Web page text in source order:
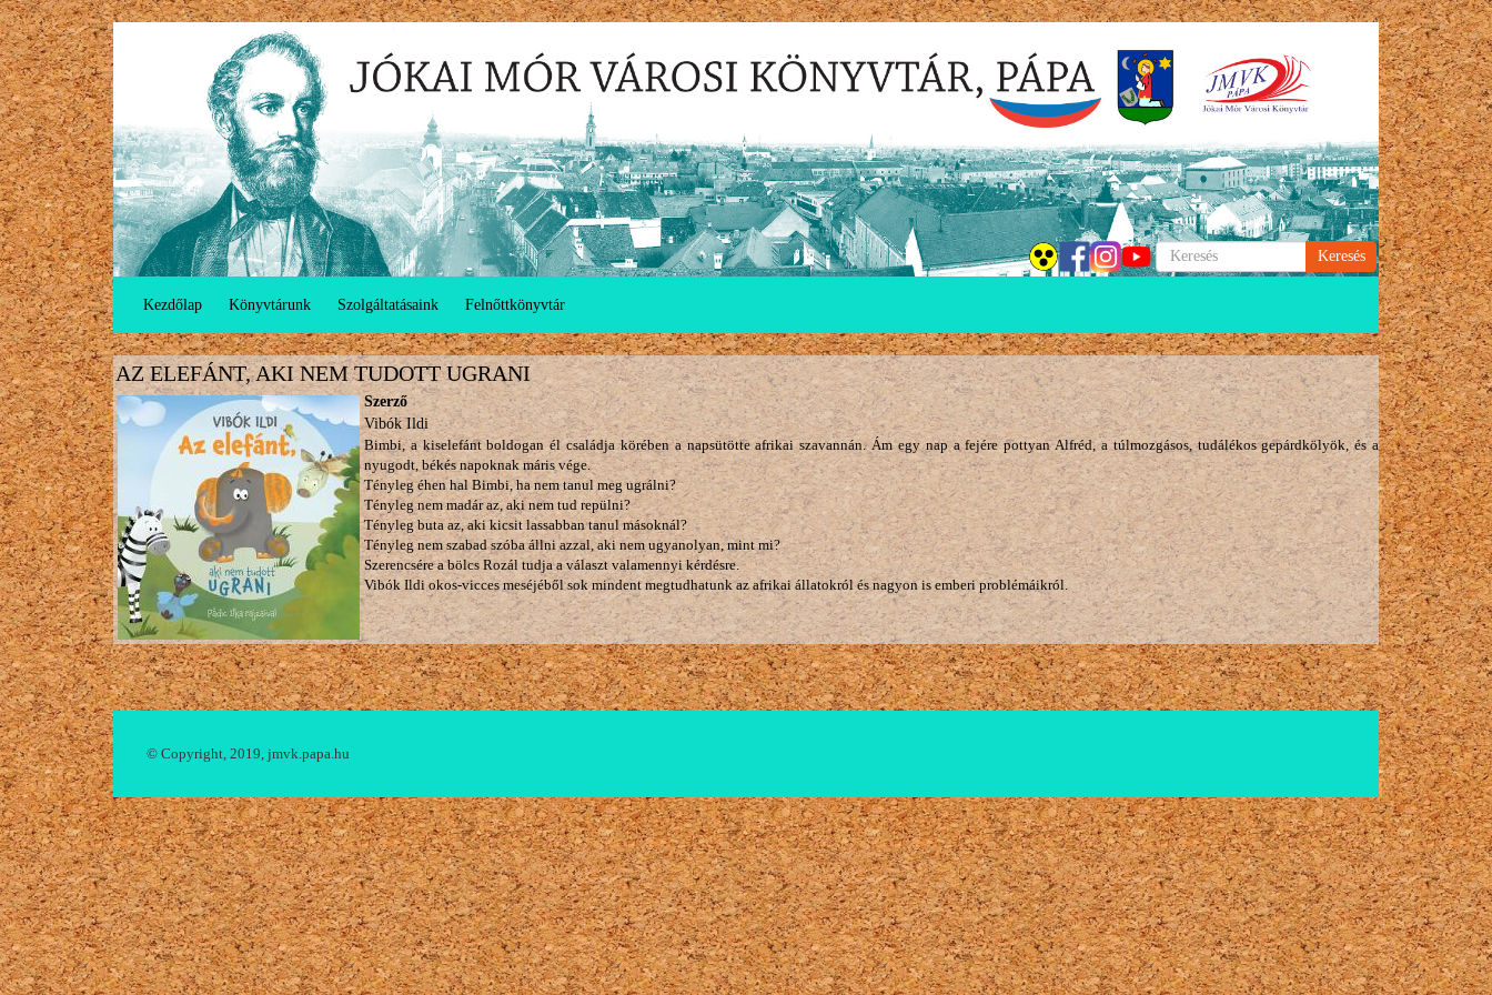
Ugrás
a
tartalomra
Keresés
Gyermekkönyvtár
Kezdőlap Könyvtárunk Szolgáltatásaink Felnőttkönyvtár
AZ ELEFÁNT, AKI NEM TUDOTT UGRANI
Szerző
Vibók Ildi
Bimbi, a kiselefánt boldogan él családja körében a napsütötte afrikai szavannán. Ám egy nap a fejére pottyan Alfréd, a túlmozgásos, tudálékos gepárdkölyök, és a
nyugodt, békés napoknak máris vége.
Tényleg éhen hal Bimbi, ha nem tanul meg ugrálni?
Tényleg nem madár az, aki nem tud repülni?
Tényleg buta az, aki kicsit lassabban tanul másoknál?
Tényleg nem szabad szóba állni azzal, aki nem ugyanolyan, mint mi?
Szerencsére a bölcs Rozál tudja a választ valamennyi kérdésre.
Vibók Ildi okos-vicces meséjéből sok mindent megtudhatunk az afrikai állatokról és nagyon is emberi problémáikról.
© Copyright, 2019, jmvk.papa.hu